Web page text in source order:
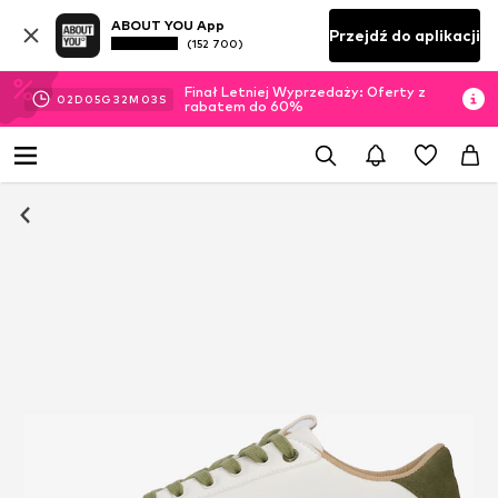
ABOUT YOU App
(152 700) Przejdź do aplikacji
02D 05G 32M 01 S
Finał Letniej Wyprzedaży: Oferty z
rabatem do 60%